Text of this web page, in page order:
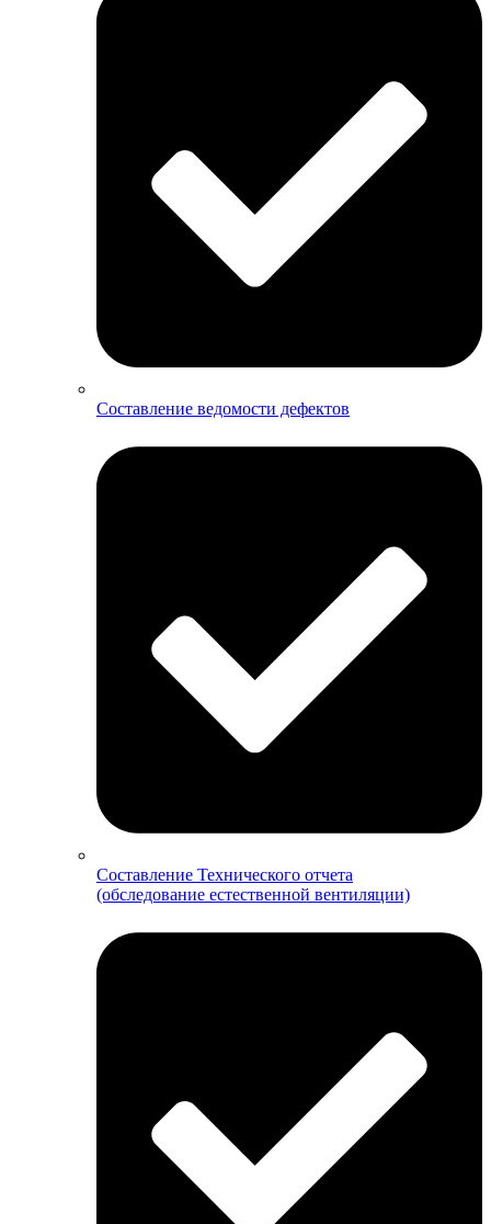
Составление ведомости дефектов
Составление Технического отчета
(обследование естественной вентиляции)